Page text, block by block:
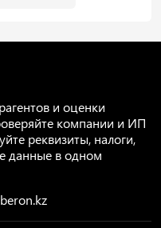
и оценки
компании и ИП
реквизиты, налоги,
данные в одном